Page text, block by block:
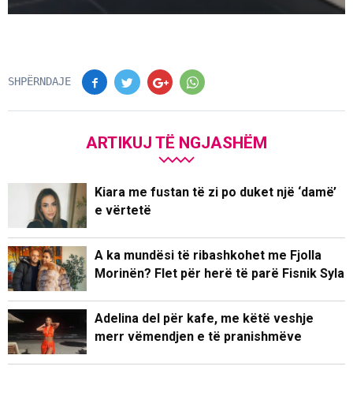
SHPËRNDAJE
ARTIKUJ TË NGJASHËM
Kiara me fustan të zi po duket një ‘damë’
e vërtetë
A ka mundësi të ribashkohet me Fjolla
Morinën? Flet për herë të parë Fisnik Syla
Adelina del për kafe, me këtë veshje
merr vëmendjen e të pranishmëve